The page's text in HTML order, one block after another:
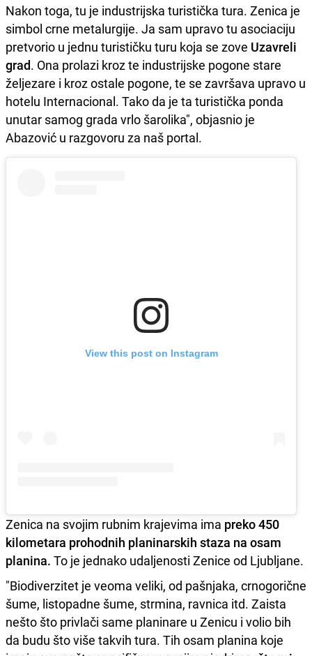
Nakon toga, tu je industrijska turistička tura. Zenica je
simbol crne metalurgije. Ja sam upravo tu asociaciju
pretvorio u jednu turističku turu koja se zove Uzavreli
grad. Ona prolazi kroz te industrijske pogone stare
željezare i kroz ostale pogone, te se završava upravo u
hotelu Internacional. Tako da je ta turistička ponda
unutar samog grada vrlo šarolika", objasnio je
Abazović u razgovoru za naš portal.
View this post on Instagram
Zenica na svojim rubnim krajevima ima preko 450
kilometara prohodnih planinarskih staza na osam
planina. To je jednako udaljenosti Zenice od Ljubljane.
"Biodiverzitet je veoma veliki, od pašnjaka, crnogorične
šume, listopadne šume, strmina, ravnica itd. Zaista
nešto što privlači same planinare u Zenicu i volio bih
da budu što više takvih tura. Tih osam planina koje